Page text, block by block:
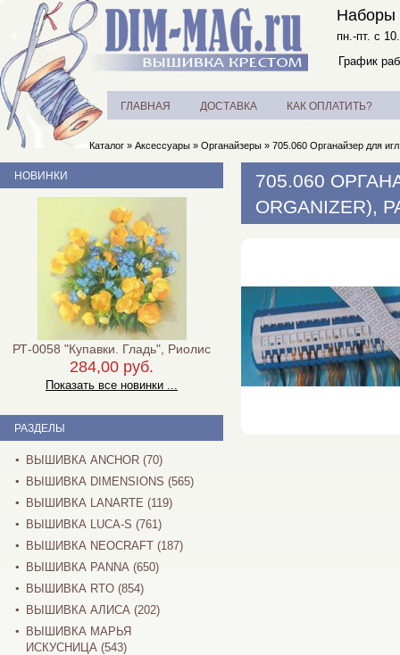
Наборы
пн.-пт. с
График
ГЛАВНАЯ ДОСТАВКА КАК ОПЛАТИТЬ?
Каталог » Аксессуары » Органайзеры » 705.060 Органайзер для
705.060
ORGANIZER),
НОВИНКИ
РТ-0058 "Купавки. Гладь", Риолис
284,00 руб.
Показать все новинки ...
РАЗДЕЛЫ
ВЫШИВКА ANCHOR (70)
ВЫШИВКА DIMENSIONS (565)
ВЫШИВКА LANARTE (119)
ВЫШИВКА LUCA-S (761)
ВЫШИВКА NEOCRAFT (187)
ВЫШИВКА PANNA (650)
ВЫШИВКА RTO (854)
ВЫШИВКА АЛИСА (202)
ВЫШИВКА МАРЬЯ
ИСКУСНИЦА (543)